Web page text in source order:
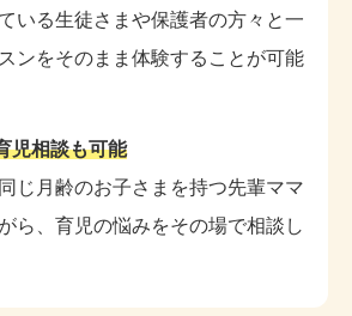
いる生徒さまや保護者の方々と一
ンをそのまま体験することが可能
児相談も可能
じ月齢のお子さまを持つ先輩ママ
ら、育児の悩みをその場で相談し